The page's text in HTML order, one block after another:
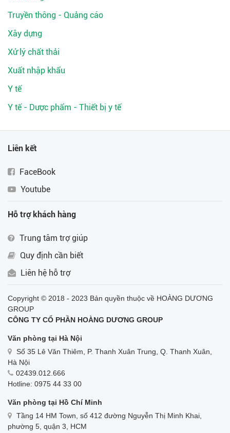
Truyền thông - Quảng cáo
Xây dựng
Xử lý chất thải
Xuất nhập khẩu
Y tế
Y tế - Dược phẩm - Thiết bị y tế
Liên kết
FaceBook
Youtube
Hỗ trợ khách hàng
Trung tâm trợ giúp
Quy định cần biết
Liên hệ hỗ trợ
Copyright © 2018 - 2023 Bản quyền thuộc về HOÀNG DƯƠNG
GROUP
CÔNG TY CỔ PHẦN HOÀNG DƯƠNG GROUP
Văn phòng tại Hà Nội
Số 35 Lê Văn Thiêm, P. Thanh Xuân Trung, Q. Thanh Xuân,
Hà Nội
02439.012.666
Hotline: 0975 44 33 00
Văn phòng tại Hồ Chí Minh
Tầng 14 HM Town, số 412 đường Nguyễn Thị Minh Khai,
phường 5, quận 3, HCM